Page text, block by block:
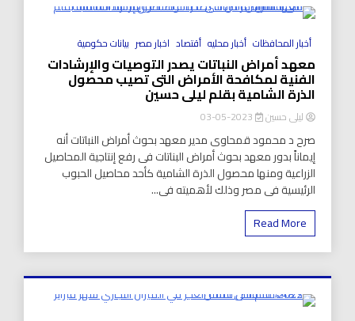
أخبار المحافظات أخبار محليه أقتصاد اخبار مصر بيانات حكومية
معهد أمراض النباتات يصدر التوصيات والإرشادات
الفنية لمكافحة الأمراض التى تصيب محصول
الذرة الشامية بقلم ليلى حسين
ليلى حسين
صرح د محمود قمحاوى مدير معهد بحوث أمراض النباتات أنه
إيماناً بدور معهد بحوث أمراض البناتات فى رفع إنتاجية المحاصيل
الزراعية ومنها محصول الذرة الشامية كأحد محاصيل الحبوب
الرئيسية فى مصر وذلك لأهميته فى...
Read More